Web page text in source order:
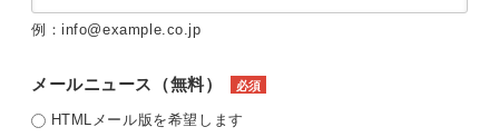
例：info@example.co.jp
メールニュース（無料） 必須
HTMLメール版を希望します